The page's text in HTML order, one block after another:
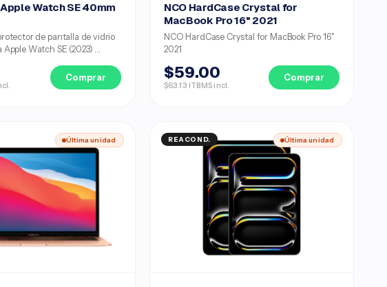
Watch SE 40mm
de pantalla de vidrio
Watch SE (2023) ...
Comprar
NCO HardCase Crystal for
MacBook Pro 16" 2021
NCO HardCase Crystal for MacBook Pro 16"
2021
$59.00
$63.13 ITBMS incl.
Comprar
Última unidad REACOND. Última unidad